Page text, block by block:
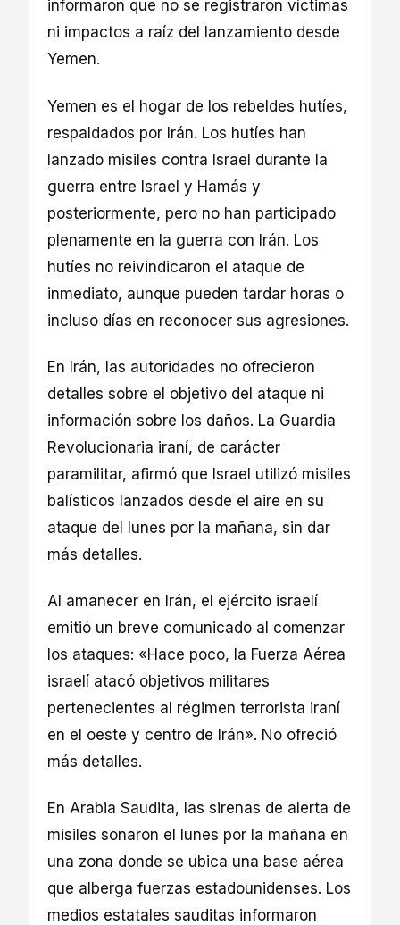
informaron que no se registraron víctimas
ni impactos a raíz del lanzamiento desde
Yemen.
Yemen es el hogar de los rebeldes hutíes,
respaldados por Irán. Los hutíes han
lanzado misiles contra Israel durante la
guerra entre Israel y Hamás y
posteriormente, pero no han participado
plenamente en la guerra con Irán. Los
hutíes no reivindicaron el ataque de
inmediato, aunque pueden tardar horas o
incluso días en reconocer sus agresiones.
En Irán, las autoridades no ofrecieron
detalles sobre el objetivo del ataque ni
información sobre los daños. La Guardia
Revolucionaria iraní, de carácter
paramilitar, afirmó que Israel utilizó misiles
balísticos lanzados desde el aire en su
ataque del lunes por la mañana, sin dar
más detalles.
Al amanecer en Irán, el ejército israelí
emitió un breve comunicado al comenzar
los ataques: «Hace poco, la Fuerza Aérea
israelí atacó objetivos militares
pertenecientes al régimen terrorista iraní
en el oeste y centro de Irán». No ofreció
más detalles.
En Arabia Saudita, las sirenas de alerta de
misiles sonaron el lunes por la mañana en
una zona donde se ubica una base aérea
que alberga fuerzas estadounidenses. Los
medios estatales sauditas informaron